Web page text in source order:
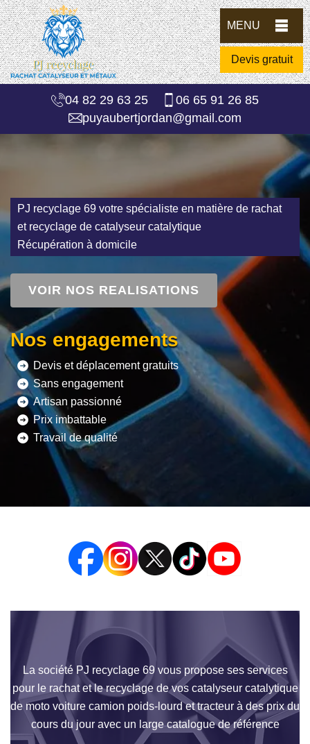
MENU
Devis gratuit
04 82 29 63 25
06 65 91 26 85
puyaubertjordan@gmail.com
PJ recyclage 69 votre spécialiste en matière de rachat
et recyclage de catalyseur catalytique
Récupération à domicile
VOIR NOS REALISATIONS
Nos engagements
Devis et déplacement gratuits
Sans engagement
Artisan passionné
Prix imbattable
Travail de qualité
La société PJ recyclage 69 vous propose ses services
pour le rachat et le recyclage de vos catalyseur catalytique
de moto voiture camion poids-lourd et tracteur à des prix du
cours du jour avec un large catalogue de référence